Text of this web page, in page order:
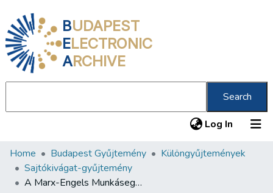
BUDAPEST
ELECTRONIC
ARCHIVE
Search
Log In (current)
Communities & Collections
All of DSpace
Home Budapest Gyűjtemény
Különgyűjtemények
Sajtókivágat-gyűjtemény
A Marx-Engels Munkásegyetemre való fölvételi után… [harctéri szolgálat]